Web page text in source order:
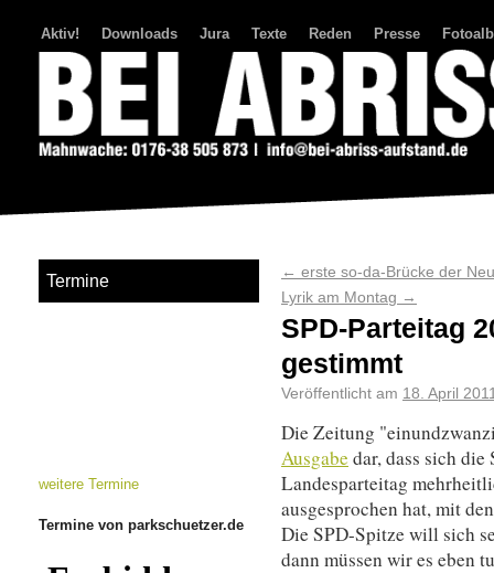
Aktiv! Downloads Jura Texte Reden Presse
← erste so-da-Brücke der
Lyrik am Montag →
SPD-Parteitag
gestimmt
Veröffentlicht am 18. April
Die Zeitung
Ausgabe dar, dass sich
Landesparteitag
ausgesprochen hat, mit
Die SPD-Spitze will sich
dann müssen wir es eben
Termine
weitere Termine
Termine von parkschuetzer.de